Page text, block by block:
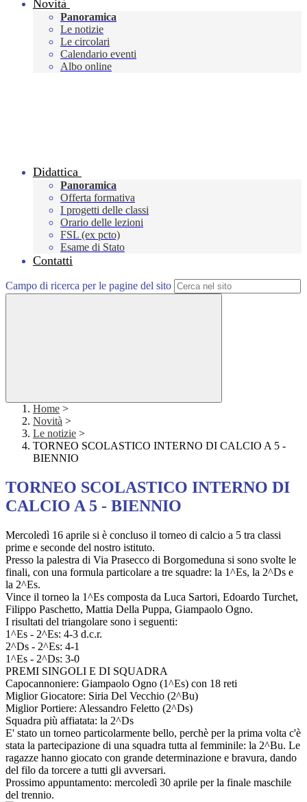
Novità
Panoramica
Le notizie
Le circolari
Calendario eventi
Albo online
Didattica
Panoramica
Offerta formativa
I progetti delle classi
Orario delle lezioni
FSL (ex pcto)
Esame di Stato
Contatti
Campo di ricerca per le pagine del sito
Home >
Novità >
Le notizie >
TORNEO SCOLASTICO INTERNO DI CALCIO A 5 -
BIENNIO
TORNEO SCOLASTICO INTERNO DI
CALCIO A 5 - BIENNIO
Mercoledì 16 aprile si è concluso il torneo di calcio a 5 tra classi
prime e seconde del nostro istituto.
Presso la palestra di Via Prasecco di Borgomeduna si sono svolte le
finali, con una formula particolare a tre squadre: la 1^Es, la 2^Ds e
la 2^Es.
Vince il torneo la 1^Es composta da Luca Sartori, Edoardo Turchet,
Filippo Paschetto, Mattia Della Puppa, Giampaolo Ogno.
I risultati del triangolare sono i seguenti:
1^Es - 2^Es: 4-3 d.c.r.
2^Ds - 2^Es: 4-1
1^Es - 2^Ds: 3-0
PREMI SINGOLI E DI SQUADRA
Capocannoniere: Giampaolo Ogno (1^Es) con 18 reti
Miglior Giocatore: Siria Del Vecchio (2^Bu)
Miglior Portiere: Alessandro Feletto (2^Ds)
Squadra più affiatata: la 2^Ds
E' stato un torneo particolarmente bello, perchè per la prima volta c'è
stata la partecipazione di una squadra tutta al femminile: la 2^Bu. Le
ragazze hanno giocato con grande determinazione e bravura, dando
del filo da torcere a tutti gli avversari.
Prossimo appuntamento: mercoledì 30 aprile per la finale maschile
del trennio.